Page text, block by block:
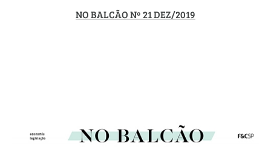
NO BALCÃO Nº 21 DEZ/2019